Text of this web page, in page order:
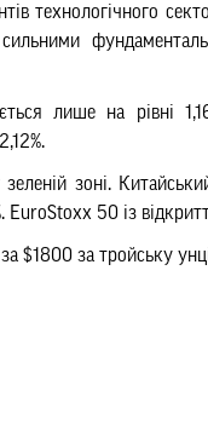
технологічного
сильними
лише на рівні
зоні.
50 із
$1800 за тройську